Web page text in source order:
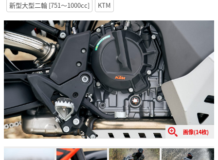
新型大型二輪 [751〜1000cc]
KTM
画像(14枚)